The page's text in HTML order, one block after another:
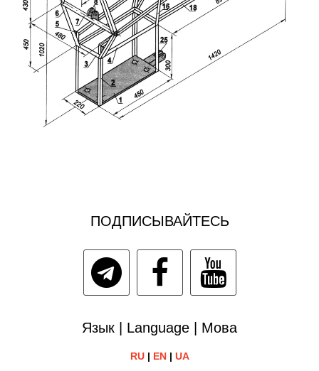
ПОДПИСЫВАЙТЕСЬ
Язык | Language | Мова
RU| EN| UA